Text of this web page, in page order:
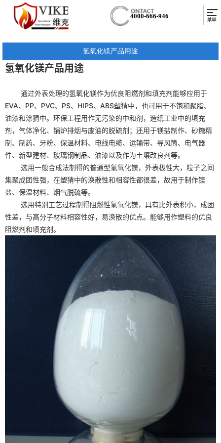
4000-666-946
氢氧化镁产品用途
氢氧化镁产品用途
通过外表处理的氢氧化镁作为优良阻燃剂和填充剂能够应用于
EVA、PP、PVC、PS、HIPS、ABS塑猜中，也可用于不饱和聚脂、
油漆和涂猜中。环保工程用作无污染的中和剂，造纸工业中的填充
剂，气体净化、锅炉排烟与废油的脱硫剂；还用于镁盐制作、砂糖精
制、制药、牙粉、保温材料、电线电缆、运输带、导风筒、电气器
件、新型建材、玻璃钢制品、油漆以及作为土壤改良剂等。
选用一般合成法制得的普通型氢氧化镁，外表极性大，粒子之间
集聚成团性强，在塑猜中的涣散性和相容性都很差，故用于制作镁
盐、保温材料、烟气脱硫等。
选用特别工艺过程制得阻燃性氢氧化镁，具有比外表积小，成团
性差，与高分子材料相容性好，易涣散的优点。能够用作塑料的优良
阻燃剂和填充剂。